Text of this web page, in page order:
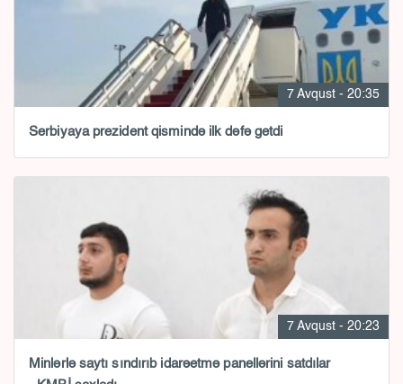
7 Avqust - 20:35
Serbiyaya prezident qismində ilk dəfə getdi
7 Avqust - 20:23
Minlərlə saytı sındırıb idarəetmə panellərini satdılar